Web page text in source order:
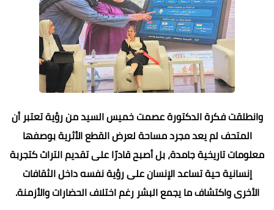
وانطلقت فكرة الدكتورة عصمت خميس السيد من رؤية تعتبر أن
المتحف لم يعد مجرد مساحة لعرض القطع الأثرية بوصفها
معلومات تاريخية جامدة، بل أصبح قادرًا على تقديم التراث كتجربة
إنسانية حية تساعد الإنسان على رؤية نفسه داخل الثقافات
الأخرى واكتشاف ما يجمع البشر رغم اختلاف الحضارات والأزمنة.